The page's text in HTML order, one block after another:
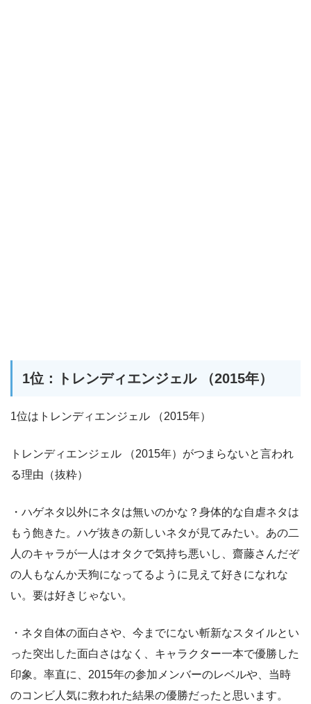
1位：トレンディエンジェル （2015年）
1位はトレンディエンジェル （2015年）
トレンディエンジェル （2015年）がつまらないと言われ
る理由（抜粋）
・ハゲネタ以外にネタは無いのかな？身体的な自虐ネタは
もう飽きた。ハゲ抜きの新しいネタが見てみたい。あの二
人のキャラが一人はオタクで気持ち悪いし、齋藤さんだぞ
の人もなんか天狗になってるように見えて好きになれな
い。要は好きじゃない。
・ネタ自体の面白さや、今までにない斬新なスタイルとい
った突出した面白さはなく、キャラクター一本で優勝した
印象。率直に、2015年の参加メンバーのレベルや、当時
のコンビ人気に救われた結果の優勝だったと思います。